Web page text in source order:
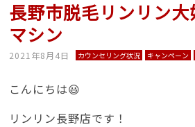
長野市脱毛リンリン
マシン
2021年8月4日 カウンセリング状況 キャンペーン
こんにちは😃
リンリン長野店です！